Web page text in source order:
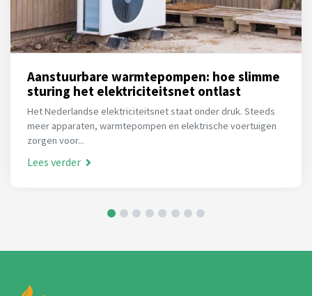
Aanstuurbare warmtepompen: hoe slimme
sturing het elektriciteitsnet ontlast
Het Nederlandse elektriciteitsnet staat onder druk. Steeds
meer apparaten, warmtepompen en elektrische voertuigen
zorgen voor...
Lees verder